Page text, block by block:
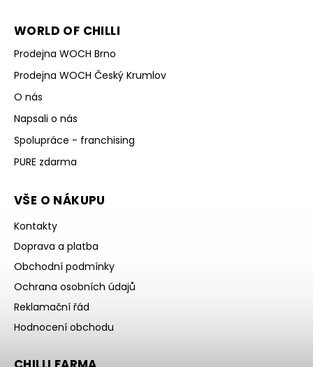
WORLD OF CHILLI
Prodejna WOCH Brno
Prodejna WOCH Český Krumlov
O nás
Napsali o nás
Spolupráce - franchising
PURE zdarma
VŠE O NÁKUPU
Kontakty
Doprava a platba
Obchodní podmínky
Ochrana osobních údajů
Reklamační řád
Hodnocení obchodu